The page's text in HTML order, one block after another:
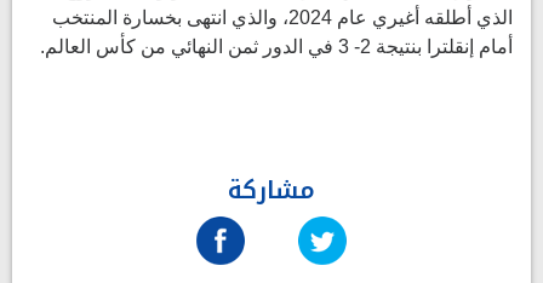
الذي أطلقه أغيري عام 2024، والذي انتهى بخسارة المنتخب
أمام إنقلترا بنتيجة 2- 3 في الدور ثمن النهائي من كأس العالم.
مشاركة